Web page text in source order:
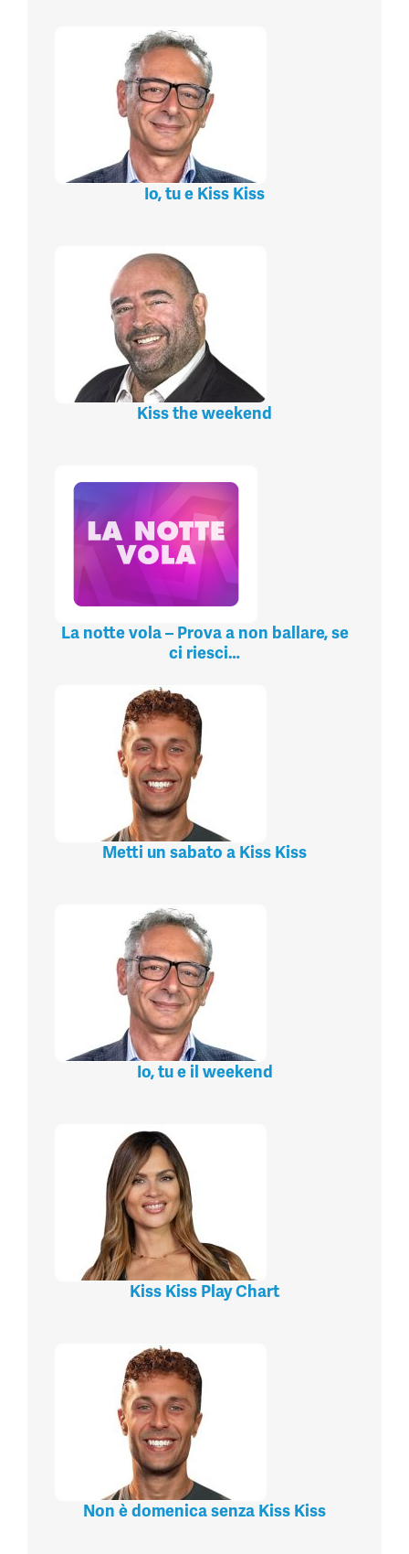
Io, tu e Kiss Kiss
Kiss the weekend
La notte vola – Prova a non ballare, se
ci riesci…
Metti un sabato a Kiss Kiss
Io, tu e il weekend
Kiss Kiss Play Chart
Non è domenica senza Kiss Kiss